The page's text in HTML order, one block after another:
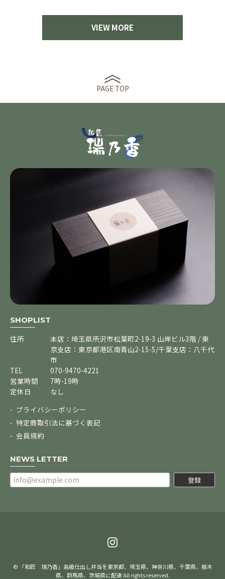
VIEW MORE
PAGE TOP
SHOPLIST
住所
本店：埼玉県所沢市松葉町2-19-3 山岸ビル3階 / 東
京支店：東京都港区南青山2-15-5/千葉支店：八千代
市
TEL
070-9470-4221
営業時間
7時-19時
定休日
なし
プライバシーポリシー
特定商取引法に基づく表記
会員規約
NEWS LETTER
登録
© 「和匠 瑞乃香」高級仕出し弁当を東京都、埼玉県、神奈川県、千葉県、栃木
県、群馬県、茨城県に配達 All rights reserved.